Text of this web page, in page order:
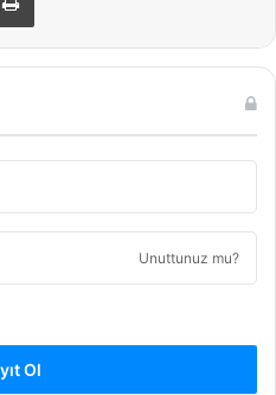
Unuttunuz mu?
Ol